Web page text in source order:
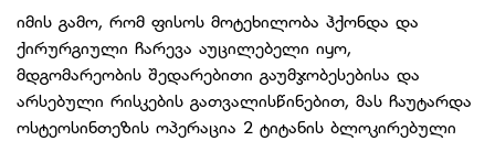
იმის გამო, რომ ფისოს მოტეხილობა ჰქონდა და
ქირურგიული ჩარევა აუცილებელი იყო,
მდგომარეობის შედარებითი გაუმჯობესებისა და
არსებული რისკების გათვალისწინებით, მას ჩაუტარდა
ოსტეოსინთეზის ოპერაცია 2 ტიტანის ბლოკირებული